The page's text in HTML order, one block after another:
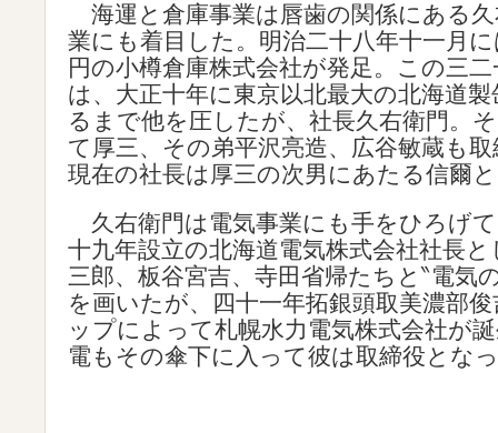
海運と倉庫事業は唇歯の関係にある
業にも着目した。明治二十八年十一月
円の小樽倉庫株式会社が発足。この三
は、大正十年に東京以北最大の北海道
るまで他を圧したが、社長久右衛門。
て厚三、その弟平沢亮造、広谷敏蔵も
現在の社長は厚三の次男にあたる信爾
久右衛門は電気事業にも手をひろげ
十九年設立の北海道電気株式会社社長
三郎、板谷宮吉、寺田省帰たちと‶電気
を画いたが、四十一年拓銀頭取美濃部
ップによって札幌水力電気株式会社が
電もその傘下に入って彼は取締役とな